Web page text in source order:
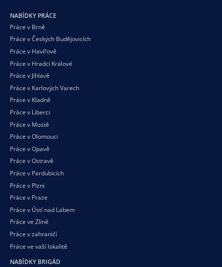
NABÍDKY PRÁCE
Práce v Brně
Práce v Českých Budějovicích
Práce v Havířově
Práce v Hradci Králové
Práce v Jihlavě
Práce v Karlových Varech
Práce v Kladně
Práce v Liberci
Práce v Mostě
Práce v Olomouci
Práce v Opavě
Práce v Ostravě
Práce v Pardubicích
Práce v Plzni
Práce v Praze
Práce v Ústí nad Labem
Práce ve Zlíně
Práce v zahraničí
Práce ve vaší lokalitě
NABÍDKY BRIGÁD